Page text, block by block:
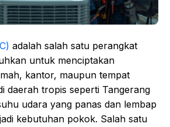
adalah salah satu perangkat
untuk menciptakan
kantor, maupun tempat
daerah tropis seperti Tangerang
udara yang panas dan lembap
kebutuhan pokok. Salah satu